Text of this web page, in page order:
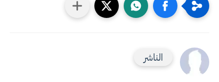
الناشر